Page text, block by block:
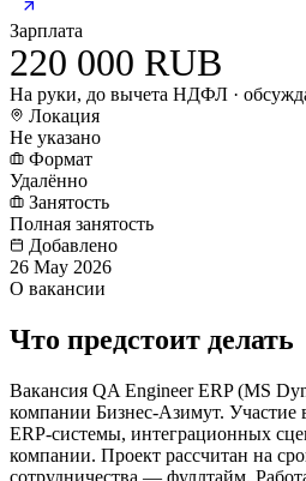
Зарплата
220 000 RUB
На руки, до вычета НДФЛ ·
Локация
Не указано
Формат
Удалённо
Занятость
Полная занятость
Добавлено
26 May 2026
О вакансии
Что предстоит делать
Вакансия QA Engineer ERP (MS
компании Бизнес-Азимут. Участие
ERP-системы, интеграционных
компании. Проект рассчитан на
сотрудничества — фуллтайм.